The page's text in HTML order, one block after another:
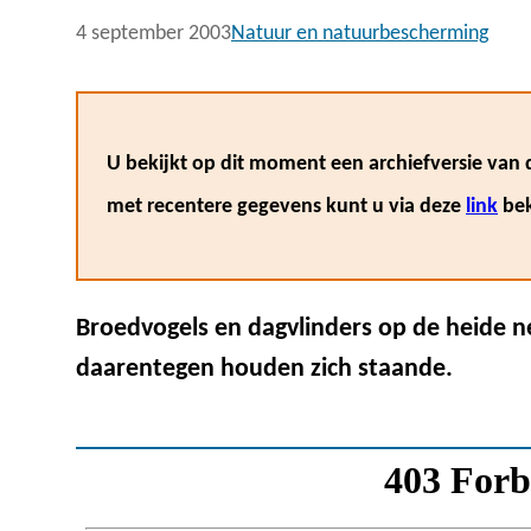
4 september 2003Natuur en natuurbescherming
U bekijkt op dit moment een archiefversie van
met recentere gegevens kunt u via deze link
Broedvogels en dagvlinders op de heide
daarentegen houden zich staande.